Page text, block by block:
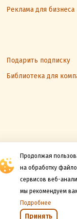
Продолжая
на обработку
сервисов веб-
мы рекомендуем
Подробнее
Принять
Реклама для бизнеса
Подарить подписку
Библиотека для